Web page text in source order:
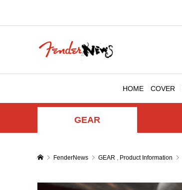
HOME COVER
GEAR
FenderNews GEAR , Product Information